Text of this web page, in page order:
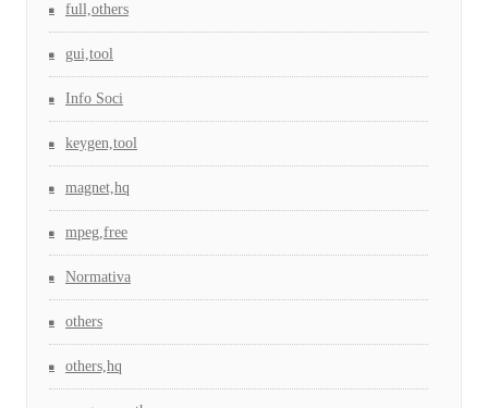
full,others
gui,tool
Info Soci
keygen,tool
magnet,hq
mpeg,free
Normativa
others
others,hq